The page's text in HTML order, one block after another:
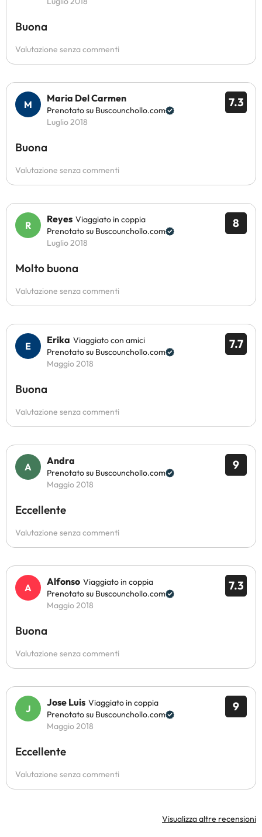
Buona
Valutazione senza commenti
7.3
Maria Del Carmen
Prenotato su Buscounchollo.com
Luglio 2018
Buona
Valutazione senza commenti
8
Reyes Viaggiato in coppia
Prenotato su Buscounchollo.com
Luglio 2018
Molto buona
Valutazione senza commenti
7.7
Erika Viaggiato con amici
Prenotato su Buscounchollo.com
Maggio 2018
Buona
Valutazione senza commenti
9
Andra
Prenotato su Buscounchollo.com
Maggio 2018
Eccellente
Valutazione senza commenti
7.3
Alfonso Viaggiato in coppia
Prenotato su Buscounchollo.com
Maggio 2018
Buona
Valutazione senza commenti
9
Jose Luis Viaggiato in coppia
Prenotato su Buscounchollo.com
Maggio 2018
Eccellente
Valutazione senza commenti
Visualizza altre recensioni